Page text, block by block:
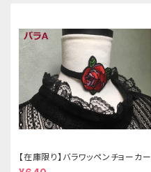
【在庫限り】バラワッペンチョーカー